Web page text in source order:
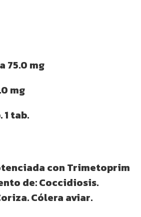
75.0 mg
mg
1 tab.
con Trimetoprim
de: Coccidiosis.
Cólera aviar.